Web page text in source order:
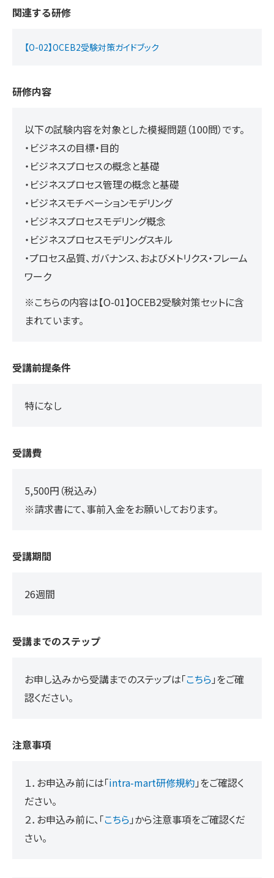
関連する研修
【O-02】OCEB2受験対策ガイドブック
研修内容
以下の試験内容を対象とした模擬問題（100問）です。
・ビジネスの目標・目的
・ビジネスプロセスの概念と基礎
・ビジネスプロセス管理の概念と基礎
・ビジネスモチベーションモデリング
・ビジネスプロセスモデリング概念
・ビジネスプロセスモデリングスキル
・プロセス品質、ガバナンス、およびメトリクス・フレーム
ワーク
※こちらの内容は【O-01】OCEB2受験対策セットに含
まれています。
受講前提条件
特になし
受講費
5,500円（税込み）
※請求書にて、事前入金をお願いしております。
受講期間
26週間
受講までのステップ
お申し込みから受講までのステップは「こちら 」をご確
認ください。
注意事項
１．お申込み前には「intra-mart研修規約 」をご確認く
ださい。
２．お申込み前に、「こちら 」から注意事項をご確認くだ
さい。